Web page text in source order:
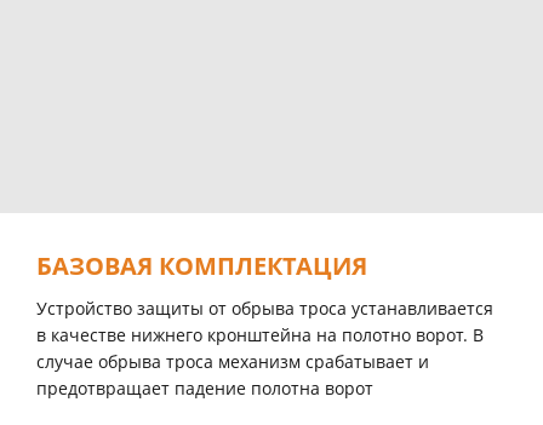
БАЗОВАЯ КОМПЛЕКТАЦИЯ
Устройство защиты от обрыва троса устанавливается
в качестве нижнего кронштейна на полотно ворот. В
случае обрыва троса механизм срабатывает и
предотвращает падение полотна ворот